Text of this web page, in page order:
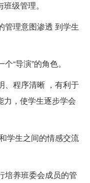
级管理。
管理意图渗透 到学生
“导演”的角色。
、程序清晰 ，有利于
力，使学生逐步学会
学生之间的情感交流
培养班委会成员的管